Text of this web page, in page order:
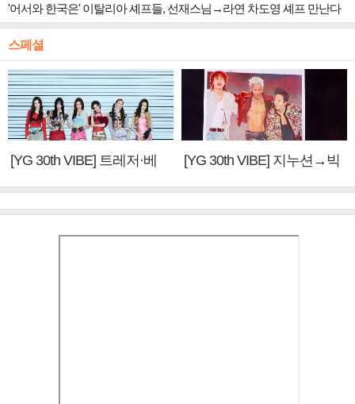
'어서와 한국은' 이탈리아 셰프들, 선재스님→라연 차도영 셰프 만난다
스페셜
[YG 30th VIBE] 트레저·베
[YG 30th VIBE] 지누션→빅